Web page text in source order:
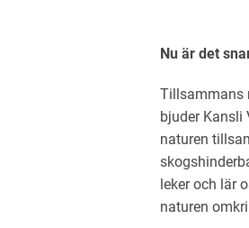
Nu är det
Tillsammans
bjuder Kansli
naturen
leker och lär
naturen